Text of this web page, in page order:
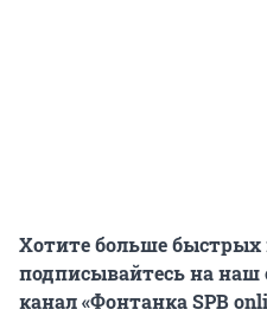
Хотите больше быстрых
подписывайтесь на
канал «Фонтанка SPB